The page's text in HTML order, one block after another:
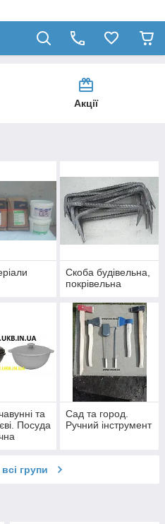
Акції
Скоба будівельна,
покрівельна
та
Посуда
Сад та город.
Ручний інструмент
групи